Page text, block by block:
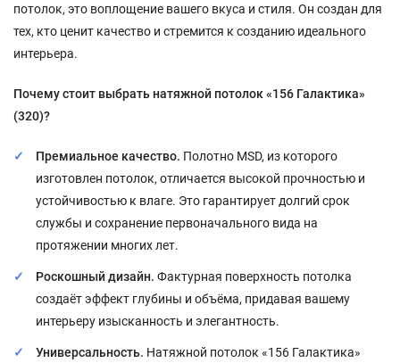
потолок, это воплощение вашего вкуса и стиля. Он создан для
тех, кто ценит качество и стремится к созданию идеального
интерьера.
Почему стоит выбрать натяжной потолок «156 Галактика»
(320)?
Премиальное качество. Полотно MSD, из которого
изготовлен потолок, отличается высокой прочностью и
устойчивостью к влаге. Это гарантирует долгий срок
службы и сохранение первоначального вида на
протяжении многих лет.
Роскошный дизайн. Фактурная поверхность потолка
создаёт эффект глубины и объёма, придавая вашему
интерьеру изысканность и элегантность.
Универсальность. Натяжной потолок «156 Галактика»